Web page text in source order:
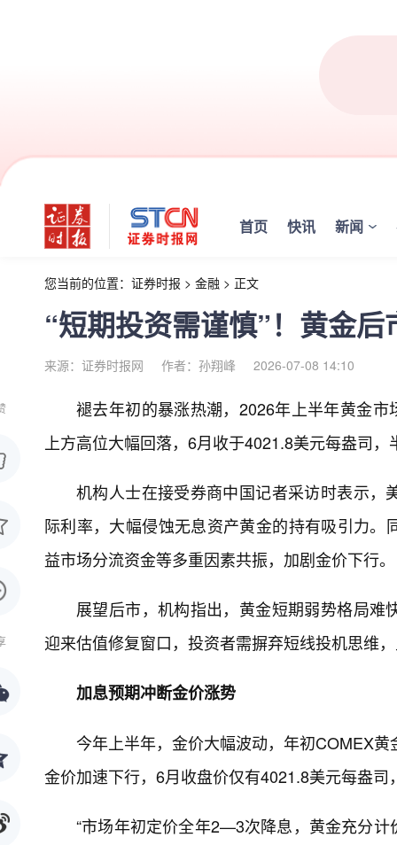
首页 快讯 新闻
您当前的位置： 证券时报 > 金融 > 正文
“短期投资需谨慎”！黄金
来源：证券时报网 作者：孙翔峰 2026-07-08 14:10
褪去年初的暴涨热潮，2026年上半年黄金
上方高位大幅回落，6月收于4021.8美元每盎司
机构人士在接受券商中国记者采访时表示
际利率，大幅侵蚀无息资产黄金的持有吸引力
益市场分流资金等多重因素共振，加剧金价下行。
展望后市，机构指出，黄金短期弱势格局
迎来估值修复窗口，投资者需摒弃短线投机思维
加息预期冲断金价涨势
今年上半年，金价大幅波动，年初COMEX
金价加速下行，6月收盘价仅有4021.8美元每盎司
“市场年初定价全年2—3次降息，黄金充分